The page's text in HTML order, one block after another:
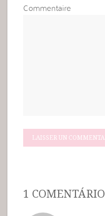
Commentaire
1 COMENTÁRIO